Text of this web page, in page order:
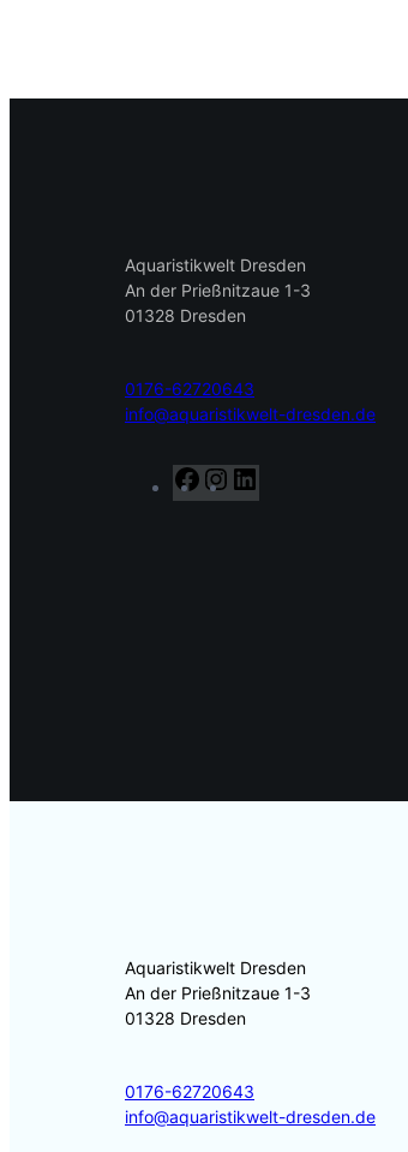
Aquaristikwelt Dresden
An der Prießnitzaue 1-3
01328 Dresden
0176-62720643
info@aquaristikwelt-dresden.de
F
a
n
i
Aquaristikwelt Dresden
An der Prießnitzaue 1-3
01328 Dresden
0176-62720643
info@aquaristikwelt-dresden.de